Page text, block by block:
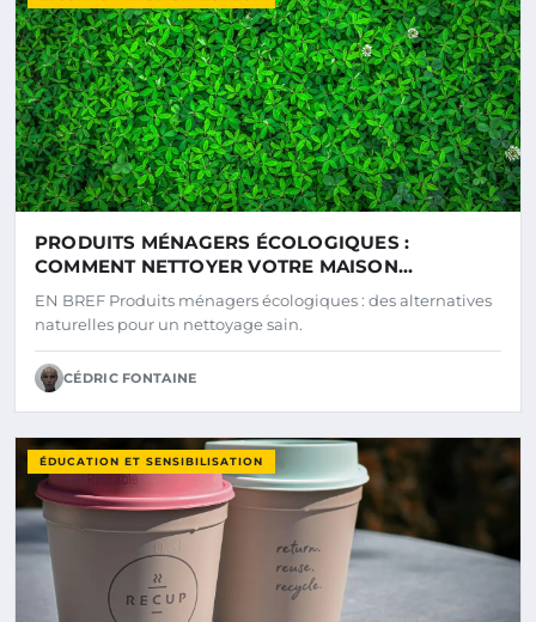
PRODUITS MÉNAGERS ÉCOLOGIQUES :
COMMENT NETTOYER VOTRE MAISON
SAINEMENT ET EFFICACEMENT
EN BREF Produits ménagers écologiques : des alternatives
naturelles pour un nettoyage sain.
CÉDRIC FONTAINE
ÉDUCATION ET SENSIBILISATION